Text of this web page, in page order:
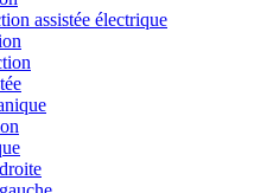
assistée électrique